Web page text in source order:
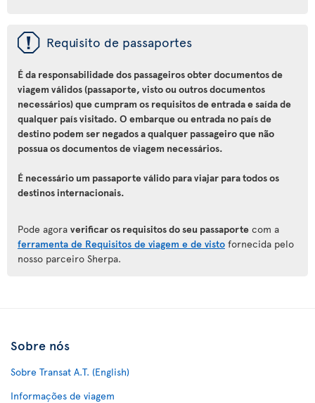
ü Requisito de passaportes
É da responsabilidade dos passageiros obter documentos de
viagem válidos (passaporte, visto ou outros documentos
necessários) que cumpram os requisitos de entrada e saída de
qualquer país visitado. O embarque ou entrada no país de
destino podem ser negados a qualquer passageiro que não
possua os documentos de viagem necessários.
É necessário um passaporte válido para viajar para todos os
destinos internacionais.
Pode agora verificar os requisitos do seu passaporte com a
ferramenta de Requisitos de viagem e de visto fornecida pelo
nosso parceiro Sherpa.
Sobre nós
Sobre Transat A.T. (English)
Informações de viagem